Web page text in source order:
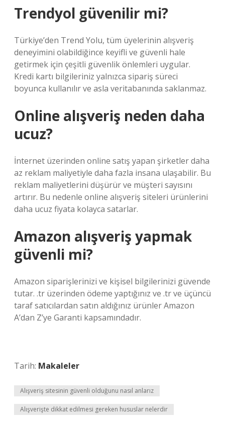
Trendyol güvenilir mi?
Türkiye’den Trend Yolu, tüm üyelerinin alışveriş
deneyimini olabildiğince keyifli ve güvenli hale
getirmek için çeşitli güvenlik önlemleri uygular.
Kredi kartı bilgileriniz yalnızca sipariş süreci
boyunca kullanılır ve asla veritabanında saklanmaz.
Online alışveriş neden daha
ucuz?
İnternet üzerinden online satış yapan şirketler daha
az reklam maliyetiyle daha fazla insana ulaşabilir. Bu
reklam maliyetlerini düşürür ve müşteri sayısını
artırır. Bu nedenle online alışveriş siteleri ürünlerini
daha ucuz fiyata kolayca satarlar.
Amazon alışveriş yapmak
güvenli mi?
Amazon siparişlerinizi ve kişisel bilgilerinizi güvende
tutar. .tr üzerinden ödeme yaptığınız ve .tr ve üçüncü
taraf satıcılardan satın aldığınız ürünler Amazon
A’dan Z’ye Garanti kapsamındadır.
Tarih: Makaleler
Alışveriş sitesinin güvenli olduğunu nasıl anlarız
Alışverişte dikkat edilmesi gereken hususlar nelerdir